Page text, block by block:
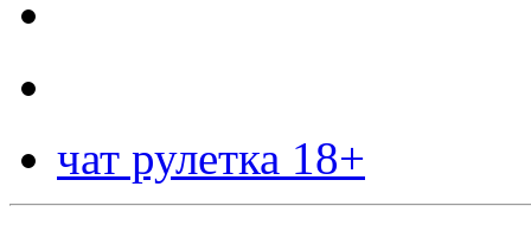
чат рулетка 18+